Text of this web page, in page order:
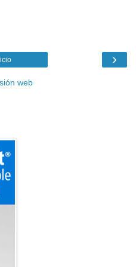
›
web